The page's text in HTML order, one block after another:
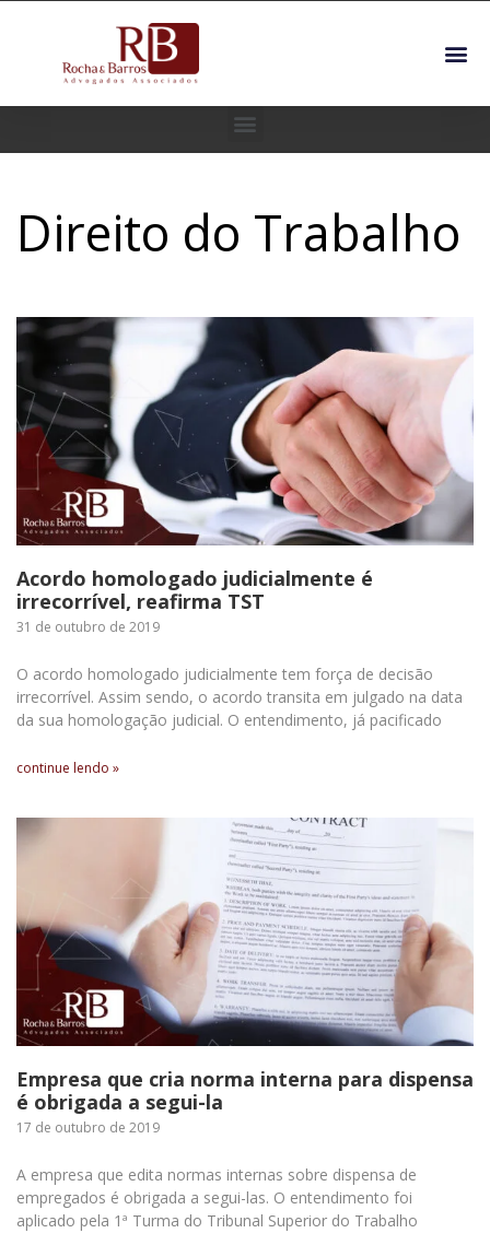
Direito do Trabalho
Acordo homologado judicialmente é
irrecorrível, reafirma TST
31 de outubro de 2019
O acordo homologado judicialmente tem força de decisão
irrecorrível. Assim sendo, o acordo transita em julgado na data
da sua homologação judicial. O entendimento, já pacificado
continue lendo »
Empresa que cria norma interna para dispensa
é obrigada a segui-la
17 de outubro de 2019
A empresa que edita normas internas sobre dispensa de
empregados é obrigada a segui-las. O entendimento foi
aplicado pela 1ª Turma do Tribunal Superior do Trabalho